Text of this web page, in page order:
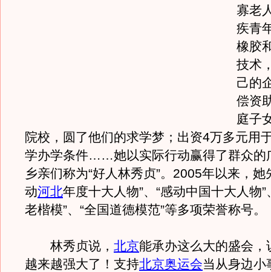
寡老
疾青
橡胶
技术
己的
偿资
庭子
院校，圆了他们的求学梦；出资4万多元用
学办学条件……她以实际行动赢得了群众的
乡亲们称为“好人林秀贞”。2005年以来，她
动河北年度十大人物”、“感动中国十大人物”
老楷模”、“全国道德模范”等多项荣誉称号。
林秀贞说， 北京能承办这么大的盛会，
越来越强大了！支持北京奥运会当从身边小